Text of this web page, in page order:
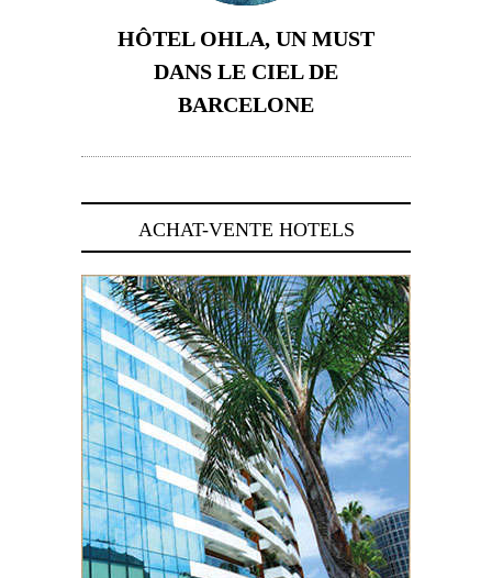
HÔTEL OHLA, UN MUST
DANS LE CIEL DE
BARCELONE
ACHAT-VENTE HOTELS